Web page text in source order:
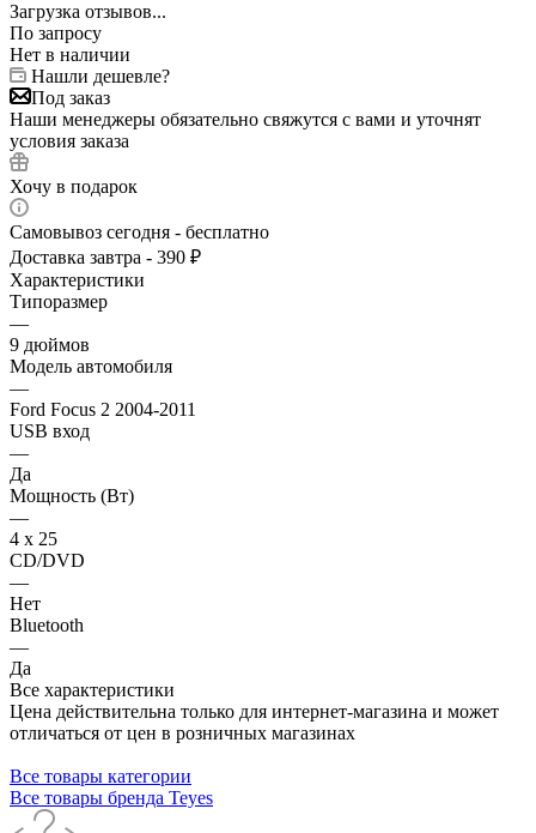
Загрузка отзывов...
По запросу
Нет в наличии
Нашли дешевле?
Под заказ
Наши менеджеры обязательно свяжутся с вами и уточнят
условия заказа
Хочу в подарок
Самовывоз сегодня - бесплатно
Доставка завтра - 390 ₽
Характеристики
Типоразмер
—
9 дюймов
Модель автомобиля
—
Ford Focus 2 2004-2011
USB вход
—
Да
Мощность (Вт)
—
4 х 25
CD/DVD
—
Нет
Bluetooth
—
Да
Все характеристики
Цена действительна только для интернет-магазина и может
отличаться от цен в розничных магазинах
Все товары категории
Все товары бренда Teyes